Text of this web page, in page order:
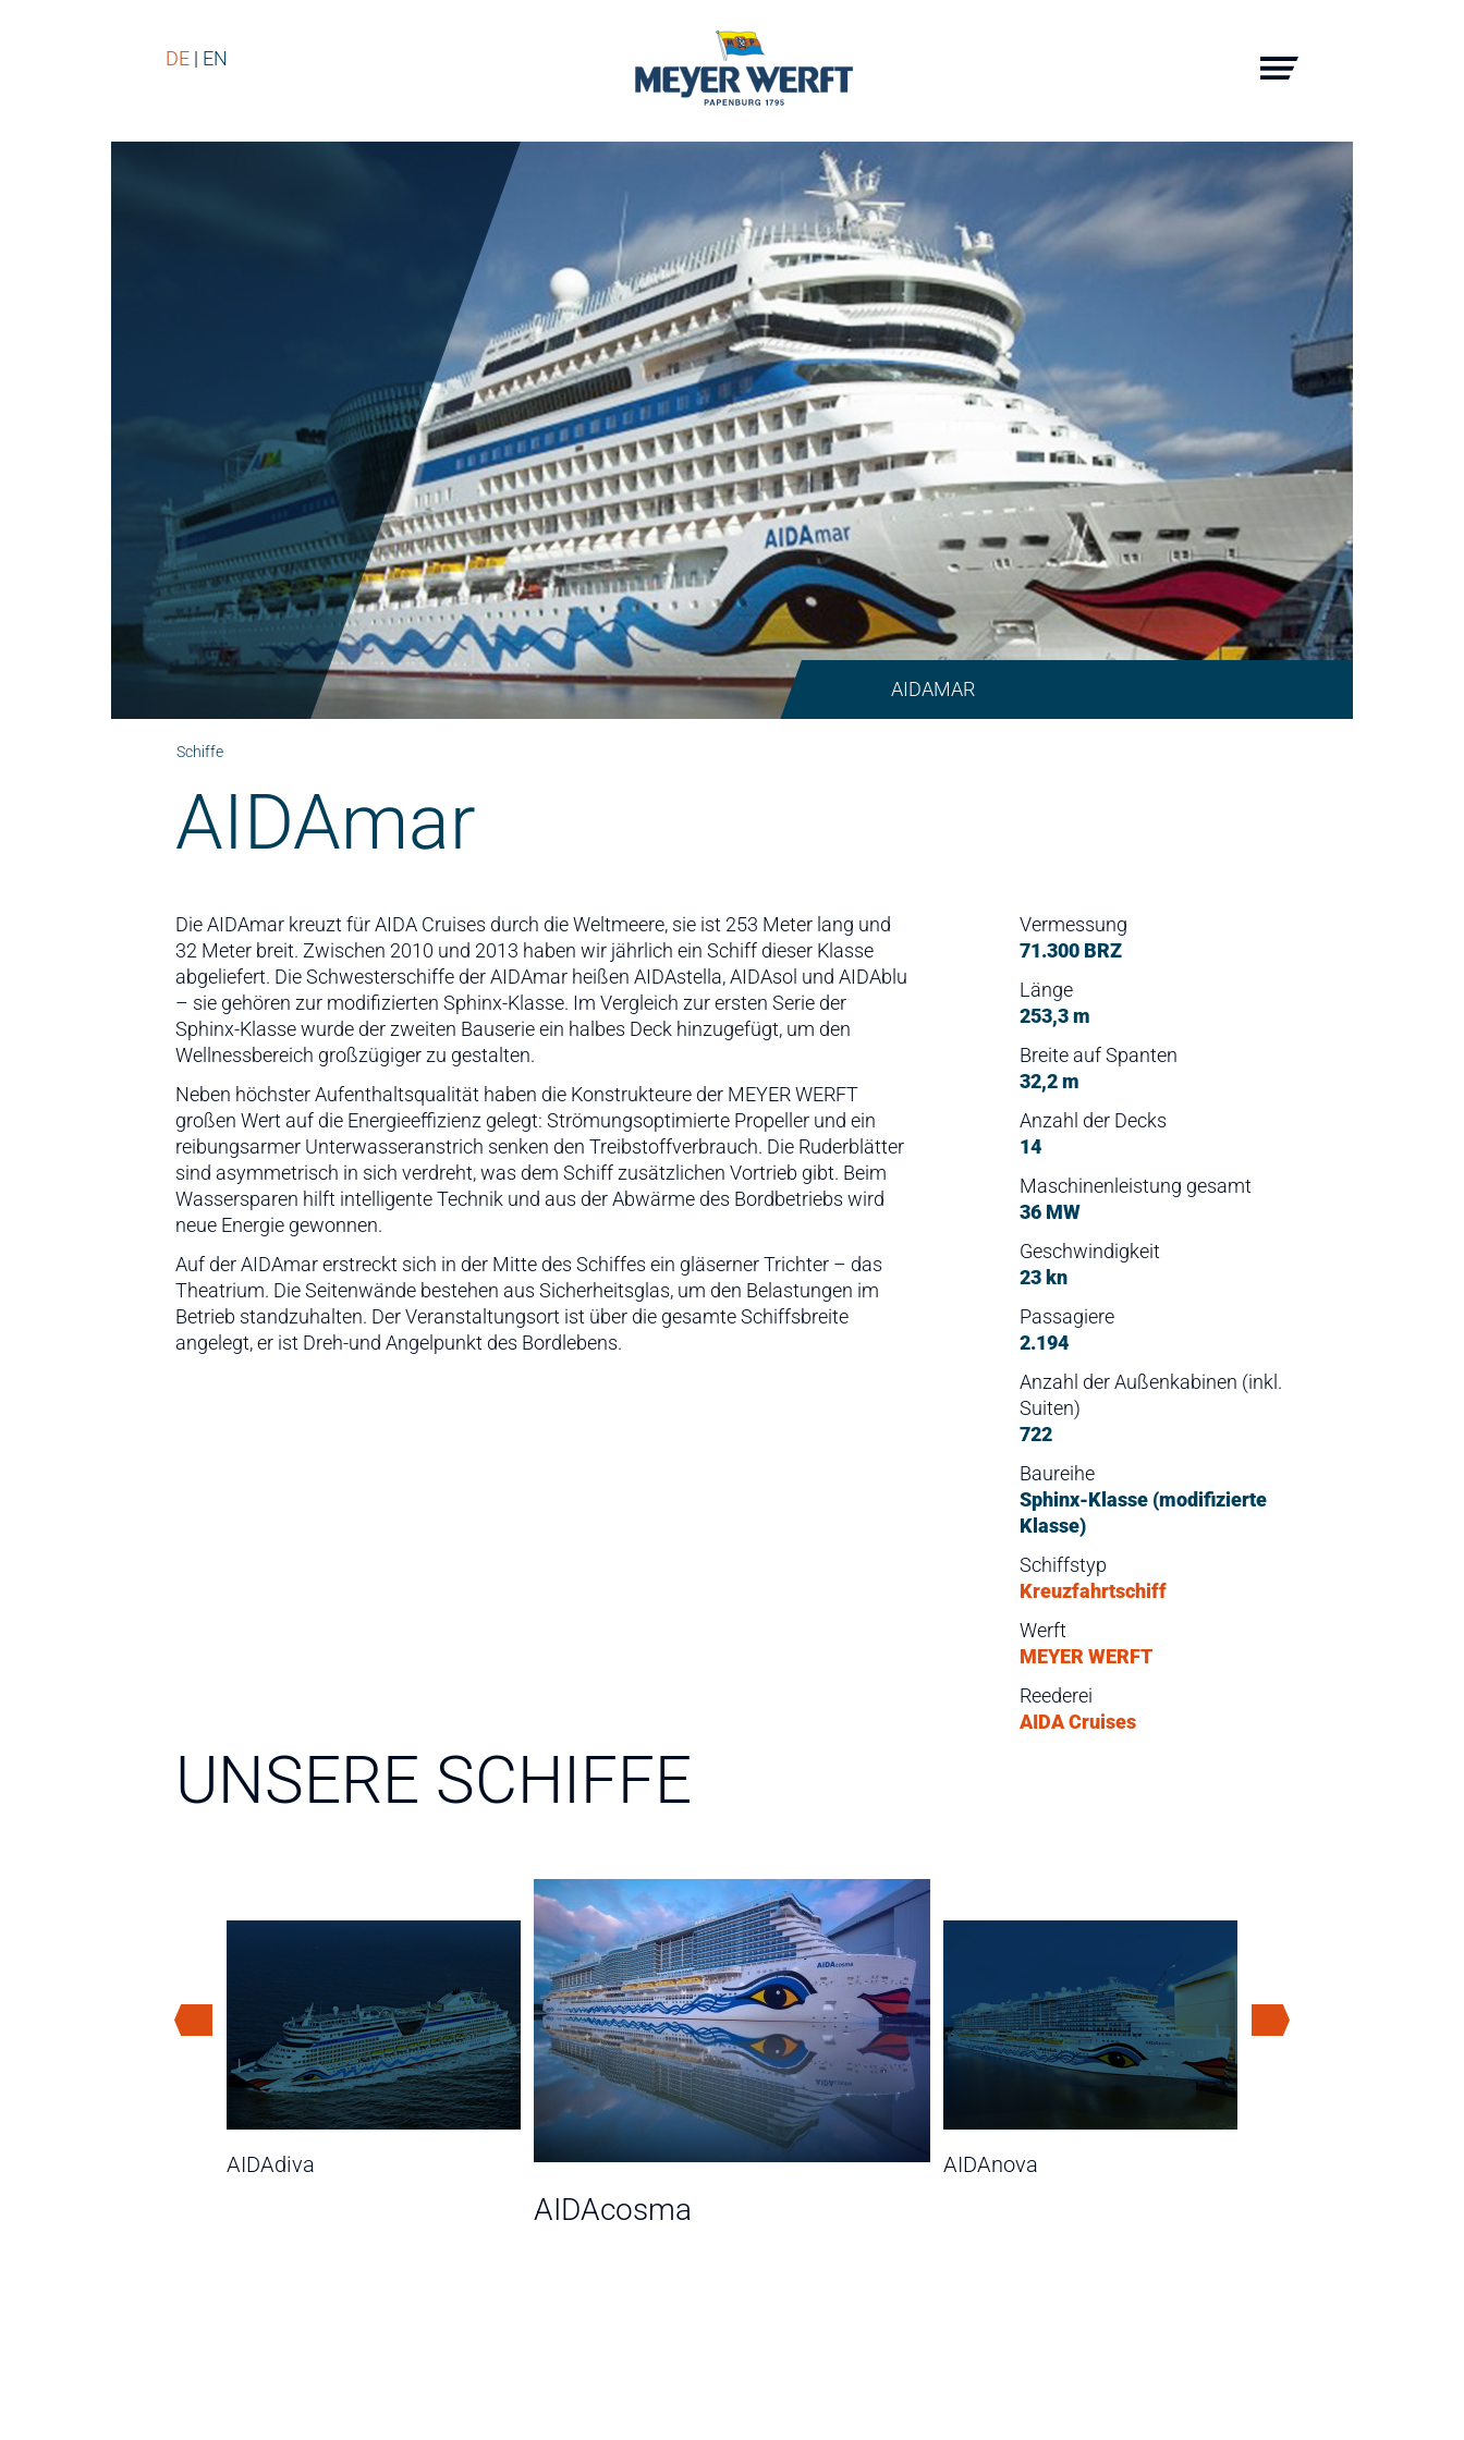
DE EN
AIDAMAR
Schiffe
AIDAmar
Die AIDAmar kreuzt für AIDA Cruises durch die Weltmeere, sie ist 253 Meter lang und
32 Meter breit. Zwischen 2010 und 2013 haben wir jährlich ein Schiff dieser Klasse
abgeliefert. Die Schwesterschiffe der AIDAmar heißen AIDAstella, AIDAsol und AIDAblu
– sie gehören zur modifizierten Sphinx-Klasse. Im Vergleich zur ersten Serie der
Sphinx-Klasse wurde der zweiten Bauserie ein halbes Deck hinzugefügt, um den
Wellnessbereich großzügiger zu gestalten.
Neben höchster Aufenthaltsqualität haben die Konstrukteure der MEYER WERFT
großen Wert auf die Energieeffizienz gelegt: Strömungsoptimierte Propeller und ein
reibungsarmer Unterwasseranstrich senken den Treibstoffverbrauch. Die Ruderblätter
sind asymmetrisch in sich verdreht, was dem Schiff zusätzlichen Vortrieb gibt. Beim
Wassersparen hilft intelligente Technik und aus der Abwärme des Bordbetriebs wird
neue Energie gewonnen.
Auf der AIDAmar erstreckt sich in der Mitte des Schiffes ein gläserner Trichter – das
Theatrium. Die Seitenwände bestehen aus Sicherheitsglas, um den Belastungen im
Betrieb standzuhalten. Der Veranstaltungsort ist über die gesamte Schiffsbreite
angelegt, er ist Dreh-und Angelpunkt des Bordlebens.
Vermessung
71.300 BRZ
Länge
253,3 m
Breite auf Spanten
32,2 m
Anzahl der Decks
14
Maschinenleistung gesamt
36 MW
Geschwindigkeit
23 kn
Passagiere
2.194
Anzahl der Außenkabinen (inkl.
Suiten)
722
Baureihe
Sphinx-Klasse (modifizierte
Klasse)
Schiffstyp
Kreuzfahrtschiff
Werft
MEYER WERFT
Reederei
AIDA Cruises
UNSERE SCHIFFE
AIDAdiva
AIDAcosma
AIDAnova